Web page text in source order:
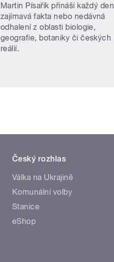
Martin Písařík přináší každý den
zajímavá fakta nebo nedávná
odhalení z oblasti biologie,
geografie, botaniky či českých
reálií.
Český rozhlas
Válka na Ukrajině
Komunální volby
Stanice
eShop